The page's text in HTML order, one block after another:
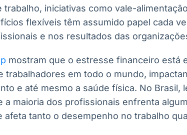
trabalho, iniciativas como vale-
flexíveis têm assumido papel cada
e nos resultados das
mostram que o estresse financeiro está
trabalhadores em todo o mundo,
e até mesmo a saúde física. No Brasil,
a maioria dos profissionais enfrenta
afeta tanto o desempenho no trabalho